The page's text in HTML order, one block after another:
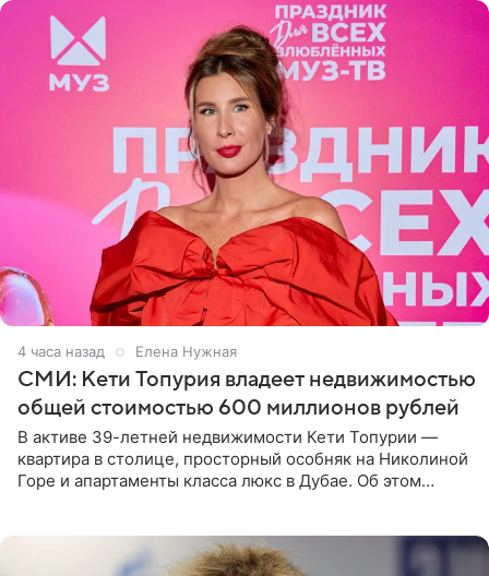
4 часа назад Елена Нужная
СМИ: Кети Топурия владеет недвижимостью
общей стоимостью 600 миллионов рублей
В активе 39-летней недвижимости Кети Топурии —
квартира в столице, просторный особняк на Николиной
Горе и апартаменты класса люкс в Дубае. Об этом